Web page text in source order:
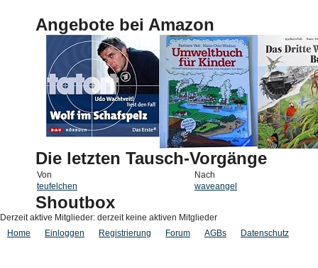
Angebote bei Amazon
Die letzten Tausch-Vorgänge
Von
Nach
teufelchen
waveangel
Shoutbox
Derzeit aktive Mitglieder: derzeit keine aktiven Mitglieder
Home
Einloggen Registrierung Forum AGBs Datenschutz